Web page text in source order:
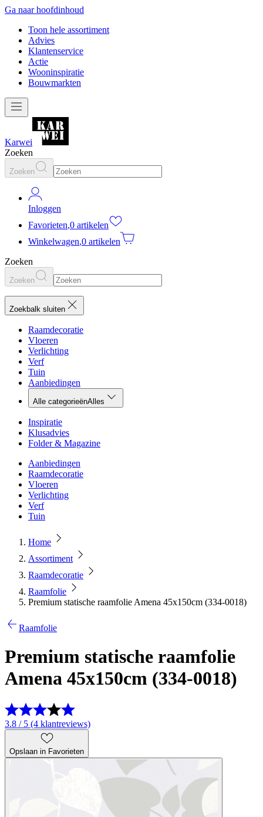
Ga naar hoofdinhoud
Toon hele assortiment
Advies
Klantenservice
Actie
Wooninspiratie
Bouwmarkten
Karwei
Zoeken
Zoeken
Inloggen
Favorieten,0 artikelen
Winkelwagen,0 artikelen
Zoeken
Zoeken
Zoekbalk sluiten
Raamdecoratie
Vloeren
Verlichting
Verf
Tuin
Aanbiedingen
Alle categorieënAlles
Inspiratie
Klusadvies
Folder & Magazine
Aanbiedingen
Raamdecoratie
Vloeren
Verlichting
Verf
Tuin
Home
Assortiment
Raamdecoratie
Raamfolie
Premium statische raamfolie Amena 45x150cm (334-0018)
Raamfolie
Premium statische raamfolie
Amena 45x150cm (334-0018)
3.8 / 5 (4 klantreviews)
Opslaan in Favorieten